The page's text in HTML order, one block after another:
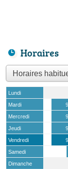
Horaires
Lundi
Mardi
Mercredi
Jeudi
Vendredi
Samedi
Dimanche